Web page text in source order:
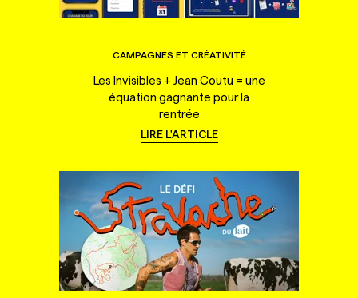
CAMPAGNES ET CRÉATIVITÉ
Les Invisibles + Jean Coutu = une
équation gagnante pour la
rentrée
LIRE L'ARTICLE